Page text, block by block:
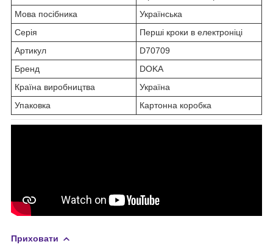
Мова посібника
Українська
Серія
Перші кроки в електроніці
Артикул
D70709
Бренд
DOKA
Країна виробництва
Україна
Упаковка
Картонна коробка
Приховати